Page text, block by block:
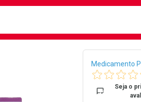
Medicamento
Seja o